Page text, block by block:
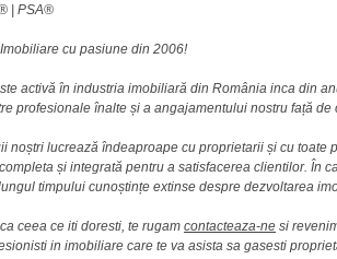
| PSA®️
cu pasiune din 2006!
activă în industria imobiliară din România inca din
profesionale înalte și a angajamentului nostru față de
noștri lucrează îndeaproape cu proprietarii și cu toate
și integrată pentru a satisfacerea clientilor. În
timpului cunoștințe extinse despre dezvoltarea
ceea ce iti doresti, te rugam contacteaza-ne si
in imobiliare care te va asista sa gasesti